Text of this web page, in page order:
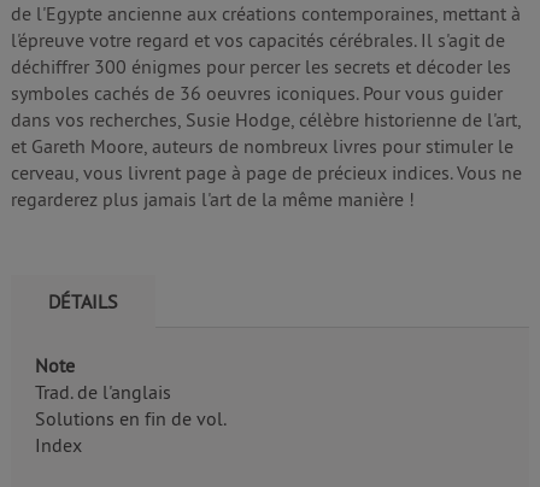
de l'Egypte ancienne aux créations contemporaines, mettant à
l'épreuve votre regard et vos capacités cérébrales. Il s'agit de
déchiffrer 300 énigmes pour percer les secrets et décoder les
symboles cachés de 36 oeuvres iconiques. Pour vous guider
dans vos recherches, Susie Hodge, célèbre historienne de l'art,
et Gareth Moore, auteurs de nombreux livres pour stimuler le
cerveau, vous livrent page à page de précieux indices. Vous ne
regarderez plus jamais l'art de la même manière !
DÉTAILS
Note
Trad. de l'anglais
Solutions en fin de vol.
Index